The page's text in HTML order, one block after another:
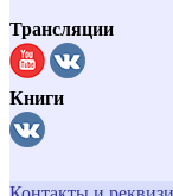
Трансляции
Книги